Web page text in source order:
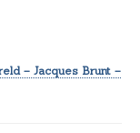
– Jacques Brunt –